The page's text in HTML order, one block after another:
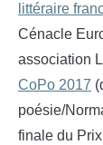
littéraire
Cénacle
association
CoPo 2017
poésie/
finale du